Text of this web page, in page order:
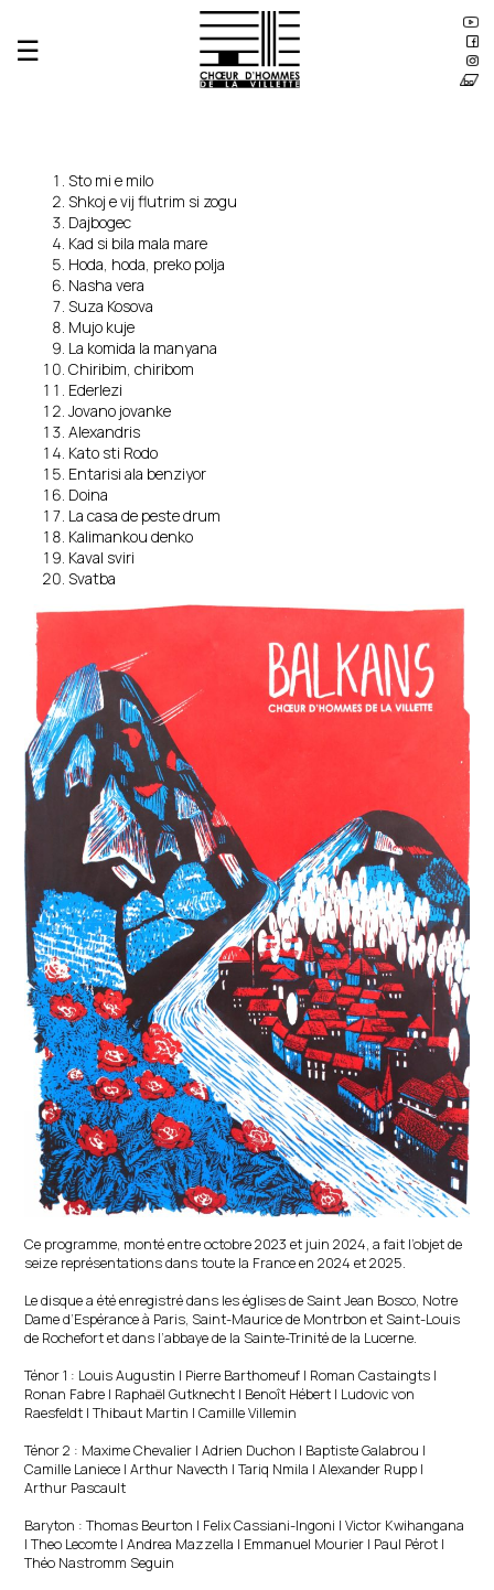
☰
Musique
Orient-Express
Aéropostale
Baltique
Méditerranée
Exodes
Balkans
Horizon
Architecture
Expérimentations spatiales
Scénographie
Analyses acoustiques
Agenda
Sto mi e milo
Shkoj e vij flutrim si zogu
Dajbogec
Kad si bila mala mare
Hoda, hoda, preko polja
Nasha vera
Suza Kosova
Mujo kuje
La komida la manyana
Chiribim, chiribom
Ederlezi
Jovano jovanke
Alexandris
Kato sti Rodo
Entarisi ala benziyor
Doina
La casa de peste drum
Kalimankou denko
Kaval sviri
Svatba
Ce programme, monté entre octobre 2023 et juin 2024, a fait l’objet de
seize représentations dans toute la France en 2024 et 2025.
Le disque a été enregistré dans les églises de Saint Jean Bosco, Notre
Dame d’Espérance à Paris, Saint-Maurice de Montrbon et Saint-Louis
de Rochefort et dans l’abbaye de la Sainte-Trinité de la Lucerne.
Ténor 1 : Louis Augustin | Pierre Barthomeuf | Roman Castaingts |
Ronan Fabre | Raphaël Gutknecht | Benoît Hébert | Ludovic von
Raesfeldt | Thibaut Martin | Camille Villemin
Ténor 2 : Maxime Chevalier | Adrien Duchon | Baptiste Galabrou |
Camille Laniece | Arthur Navecth | Tariq Nmila | Alexander Rupp |
Arthur Pascault
Baryton : Thomas Beurton | Felix Cassiani-Ingoni | Victor Kwihangana
| Theo Lecomte | Andrea Mazzella | Emmanuel Mourier | Paul Pérot |
Théo Nastromm Seguin